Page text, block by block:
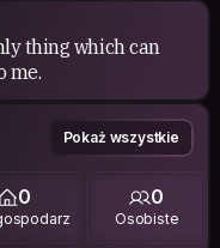
thing which can
me.
Pokaż wszystkie
0 0
Osobiste